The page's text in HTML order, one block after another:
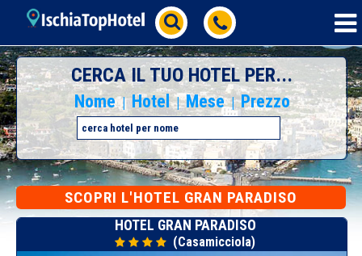
CERCA IL TUO HOTEL PER...
Nome | Hotel | Mese | Prezzo
SCOPRI L'HOTEL GRAN PARADISO
HOTEL GRAN PARADISO
(Casamicciola)